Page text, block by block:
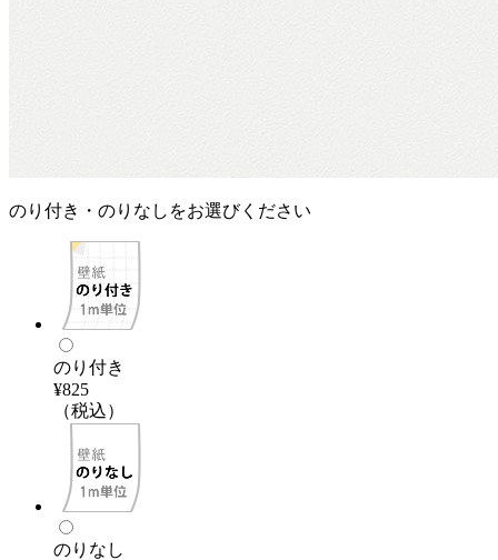
のり付き・のりなしをお選びください
のり付き
¥825
（税込）
のりなし